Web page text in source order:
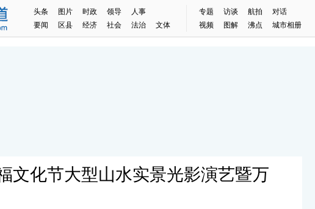
头条 图片 时政 领导
人事
要闻
区县 经济 社会 法治 文体
专题 访谈 航拍
对话
视频
图解 沸点 城市相册
文化节大型山水实景光影演艺暨万